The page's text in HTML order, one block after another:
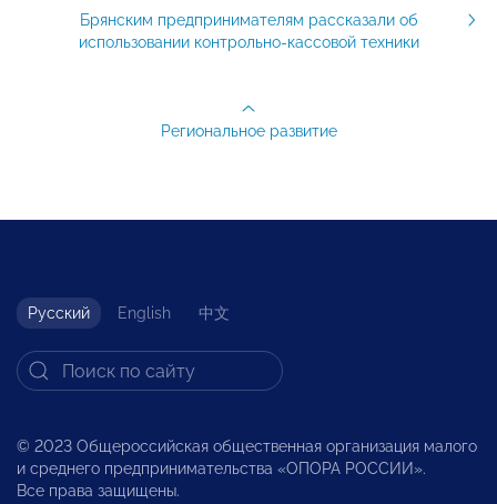
Брянским предпринимателям рассказали об
использовании контрольно-кассовой техники
Региональное развитие
Русский English 中文
© 2023 Общероссийская общественная организация малого
и среднего предпринимательства «ОПОРА РОССИИ».
Все права защищены.